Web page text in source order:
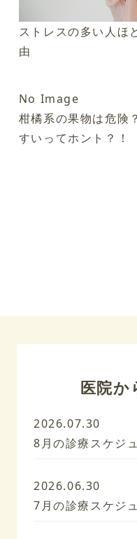
ストレスの多い人ほ
由
No Image
柑橘系の果物は危険
すいってホント？！
医院か
2026.07.30
8月の診療スケジ
2026.06.30
7月の診療スケジ